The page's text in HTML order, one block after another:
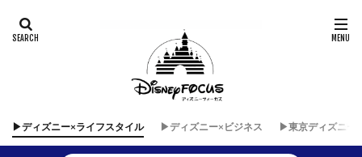
▶︎ディズニー×ライフスタイル ▶︎ディズニー×ビジネス ▶︎東京ディズニー